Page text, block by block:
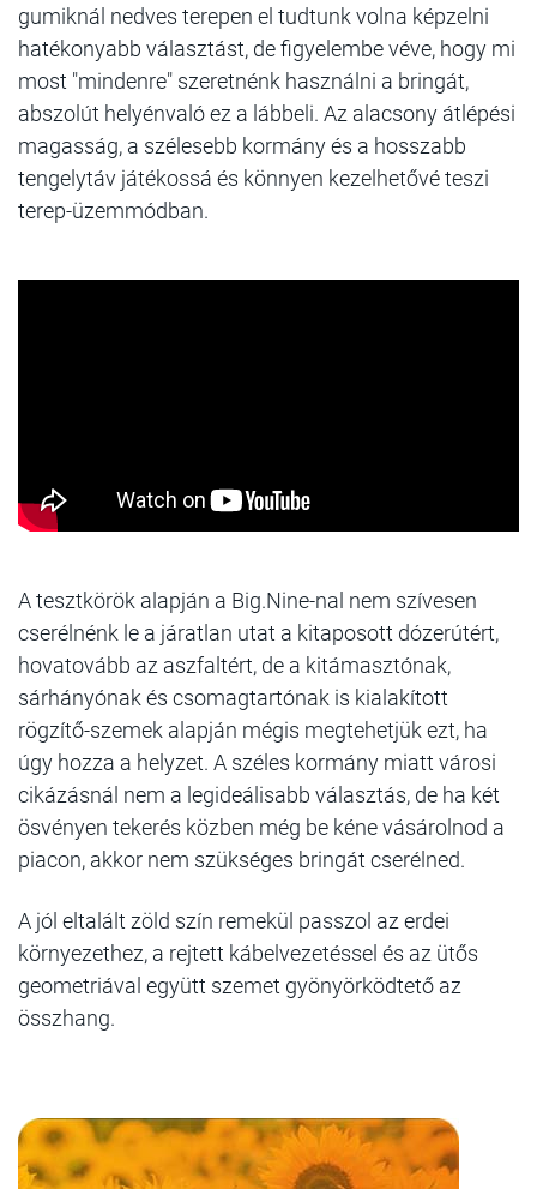
gumiknál nedves terepen el tudtunk volna képzelni
hatékonyabb választást, de figyelembe véve, hogy mi
most "mindenre" szeretnénk használni a bringát,
abszolút helyénvaló ez a lábbeli. Az alacsony átlépési
magasság, a szélesebb kormány és a hosszabb
tengelytáv játékossá és könnyen kezelhetővé teszi
terep-üzemmódban.
A tesztkörök alapján a Big.Nine-nal nem szívesen
cserélnénk le a járatlan utat a kitaposott dózerútért,
hovatovább az aszfaltért, de a kitámasztónak,
sárhányónak és csomagtartónak is kialakított
rögzítő-szemek alapján mégis megtehetjük ezt, ha
úgy hozza a helyzet. A széles kormány miatt városi
cikázásnál nem a legideálisabb választás, de ha két
ösvényen tekerés közben még be kéne vásárolnod a
piacon, akkor nem szükséges bringát cserélned.
A jól eltalált zöld szín remekül passzol az erdei
környezethez, a rejtett kábelvezetéssel és az ütős
geometriával együtt szemet gyönyörködtető az
összhang.